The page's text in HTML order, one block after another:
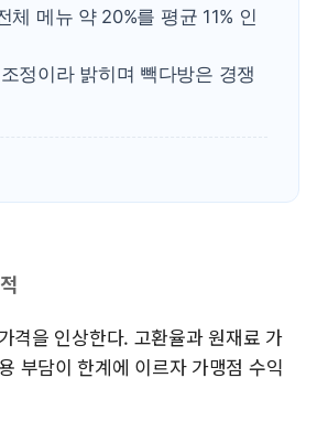
체 메뉴 약 20%를 평균 11% 인
정이라 밝히며 빽다방은 경쟁
격을 인상한다. 고환율과 원재료 가
부담이 한계에 이르자 가맹점 수익